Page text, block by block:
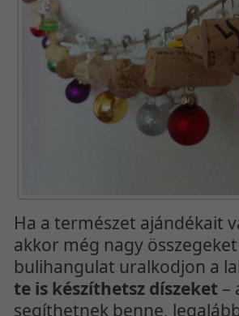
Ha a természet ajándékait
akkor még nagy
bulihangulat uralkodjon a
te is készíthetsz díszeket –
segíthetnek benne,